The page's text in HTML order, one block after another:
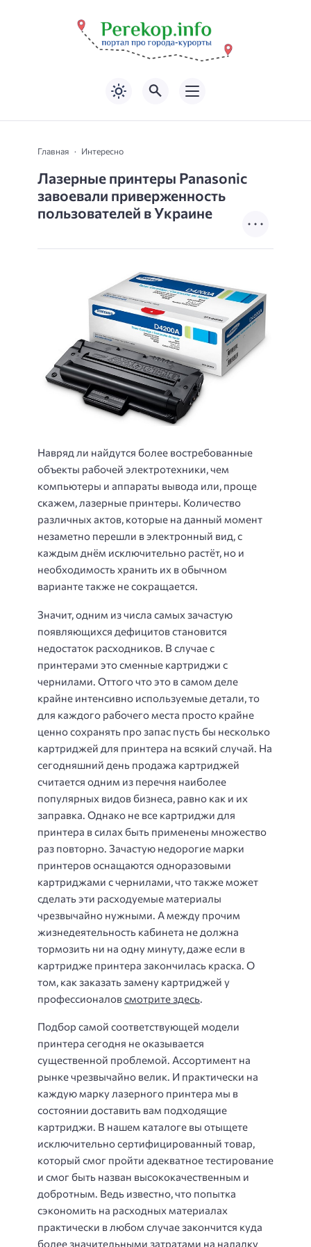
Главная Интересно
Лазерные принтеры Panasonic
завоевали приверженность
пользователей в Украине
Навряд ли найдутся более востребованные
объекты рабочей электротехники, чем
компьютеры и аппараты вывода или, проще
скажем, лазерные принтеры. Количество
различных актов, которые на данный момент
незаметно перешли в электронный вид, с
каждым днём исключительно растёт, но и
необходимость хранить их в обычном
варианте также не сокращается.
Значит, одним из числа самых зачастую
появляющихся дефицитов становится
недостаток расходников. В случае с
принтерами это сменные картриджи с
чернилами. Оттого что это в самом деле
крайне интенсивно используемые детали, то
для каждого рабочего места просто крайне
ценно сохранять про запас пусть бы несколько
картриджей для принтера на всякий случай. На
сегодняшний день продажа картриджей
считается одним из перечня наиболее
популярных видов бизнеса, равно как и их
заправка. Однако не все картриджи для
принтера в силах быть применены множество
раз повторно. Зачастую недорогие марки
принтеров оснащаются одноразовыми
картриджами с чернилами, что также может
сделать эти расходуемые материалы
чрезвычайно нужными. А между прочим
жизнедеятельность кабинета не должна
тормозить ни на одну минуту, даже если в
картридже принтера закончилась краска. О
том, как заказать замену картриджей у
профессионаловсмотрите здесь.
Подбор самой соответствующей модели
принтера сегодня не оказывается
существенной проблемой. Ассортимент на
рынке чрезвычайно велик. И практически на
каждую марку лазерного принтера мы в
состоянии доставить вам подходящие
картриджи. В нашем каталоге вы отыщете
исключительно сертифицированный товар,
который смог пройти адекватное тестирование
и смог быть назван высококачественным и
добротным. Ведь известно, что попытка
сэкономить на расходных материалах
практически в любом случае закончится куда
более значительными затратами на наладку